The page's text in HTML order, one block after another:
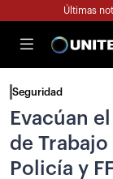
Últimas
Seguridad
Evacúan
de
Policía y